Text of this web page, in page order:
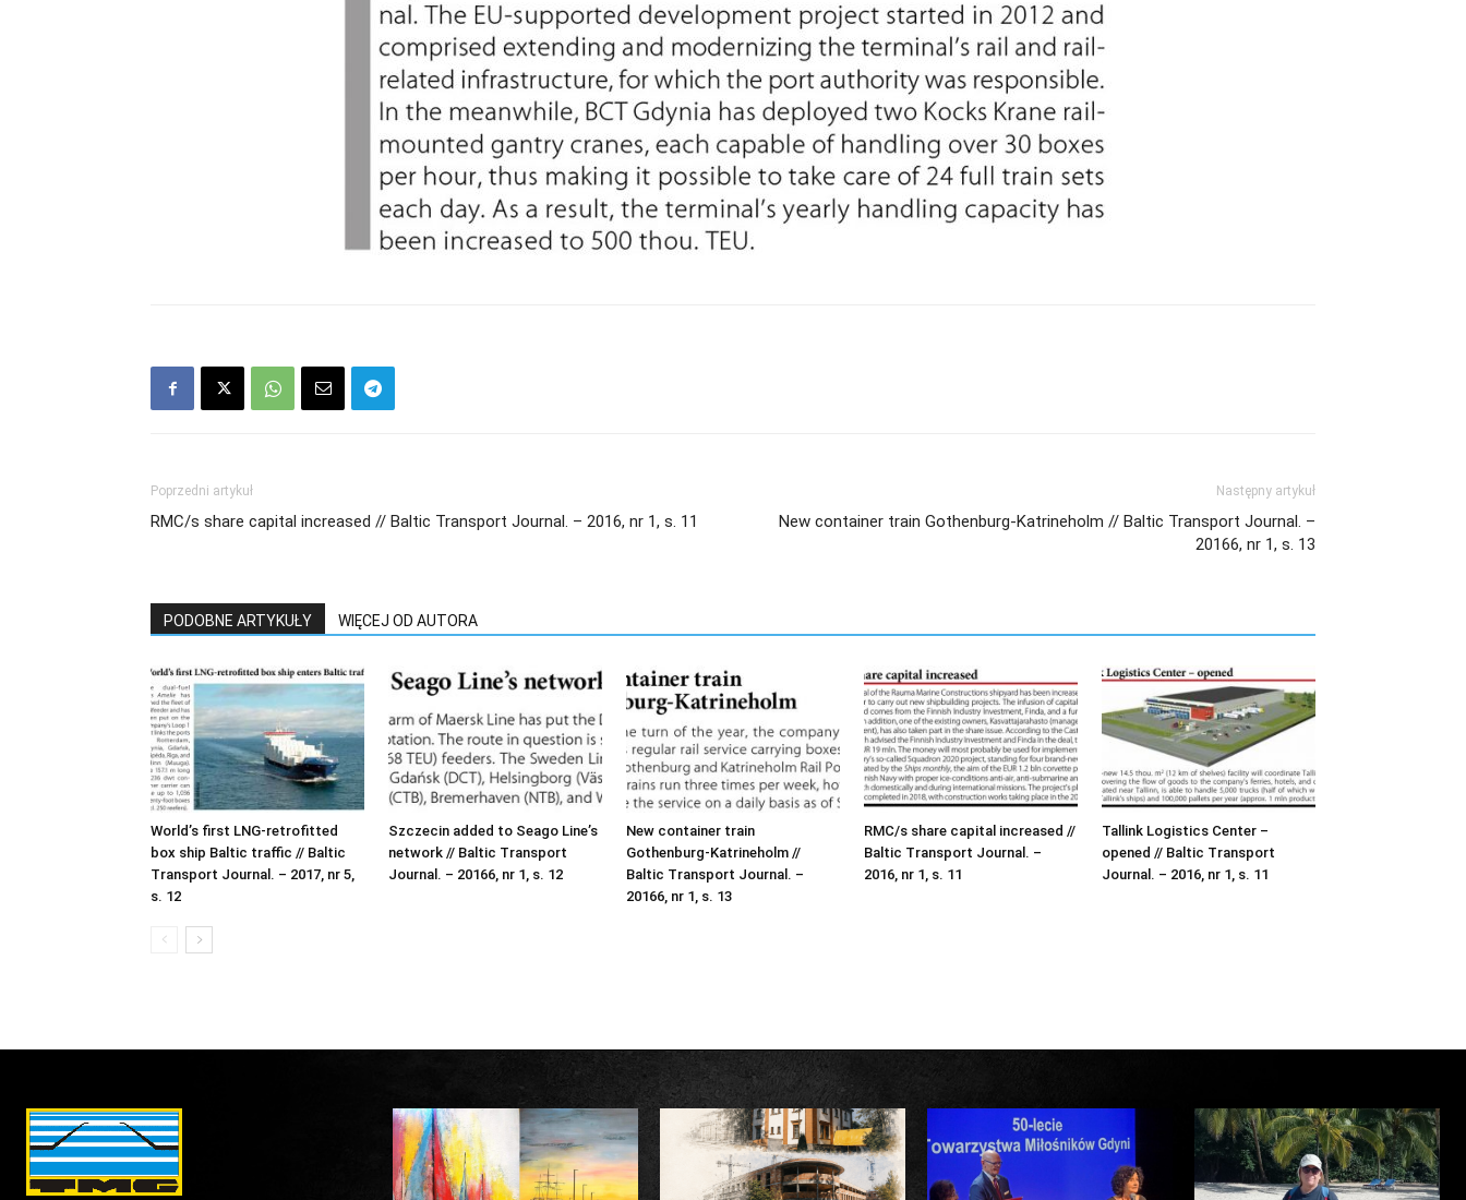
Poprzedni artykuł
RMC/s share capital increased // Baltic Transport Journal. – 2016, nr 1, s. 11
Następny artykuł
New container train Gothenburg-Katrineholm // Baltic Transport Journal. –
20166, nr 1, s. 13
PODOBNE ARTYKUŁY WIĘCEJ OD AUTORA
World’s first LNG-retrofitted
box ship Baltic traffic // Baltic
Transport Journal. – 2017, nr 5,
s. 12
Szczecin added to Seago Line’s
network // Baltic Transport
Journal. – 20166, nr 1, s. 12
New container train
Gothenburg-Katrineholm //
Baltic Transport Journal. –
20166, nr 1, s. 13
RMC/s share capital increased //
Baltic Transport Journal. –
2016, nr 1, s. 11
Tallink Logistics Center –
opened // Baltic Transport
Journal. – 2016, nr 1, s. 11